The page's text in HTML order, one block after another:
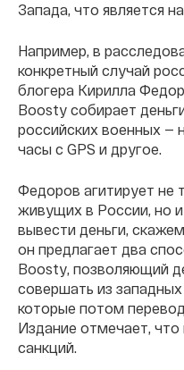
Запада, что является
Например, в
конкретный случай
блогера Кирилла
Boosty собирает
российских военных —
часы с GPS и другое.
Федоров агитирует не
живущих в России, но
вывести деньги,
он предлагает два
Boosty, позволяющий
совершать из
которые потом
Издание отмечает,
санкций.